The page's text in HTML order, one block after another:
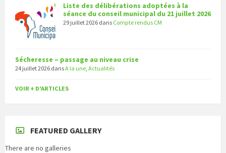
Liste des délibérations adoptées à la
séance du conseil municipal du 21 juillet 2026
29 juillet 2026 dans Compte rendus CM
Sécheresse – passage au niveau crise
24 juillet 2026 dansA la une Actualités
VOIR + D'ARTICLES
FEATURED GALLERY
There are no galleries